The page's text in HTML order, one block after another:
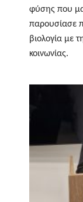
φύσης που
παρουσίασε
βιολογία με
κοινωνίας.